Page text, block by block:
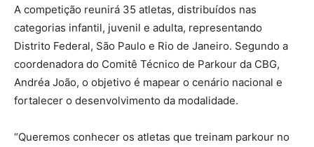
A competição reunirá 35 atletas, distribuídos nas
categorias infantil, juvenil e adulta, representando
Distrito Federal, São Paulo e Rio de Janeiro. Segundo a
coordenadora do Comitê Técnico de Parkour da CBG,
Andréa João, o objetivo é mapear o cenário nacional e
fortalecer o desenvolvimento da modalidade.
“Queremos conhecer os atletas que treinam parkour no